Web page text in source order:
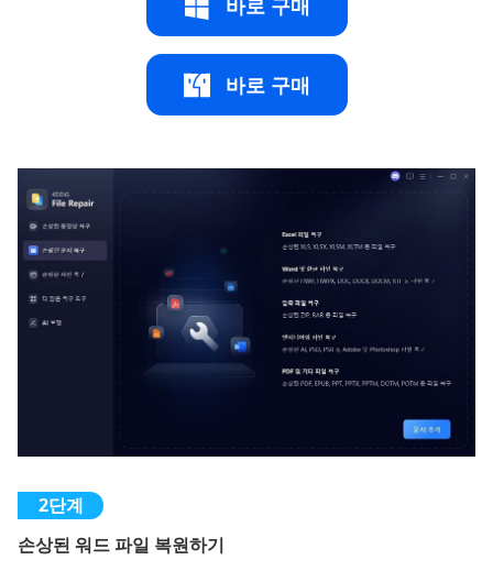
바로 구매
바로 구매
손상된 워드 파일 복원하기